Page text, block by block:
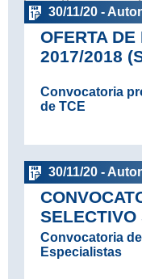
30/11/20 -
OFERTA
2017/2018
Convocatoria
de TCE
30/11/20 -
SELECTIVO
Convocatoria
Especialistas